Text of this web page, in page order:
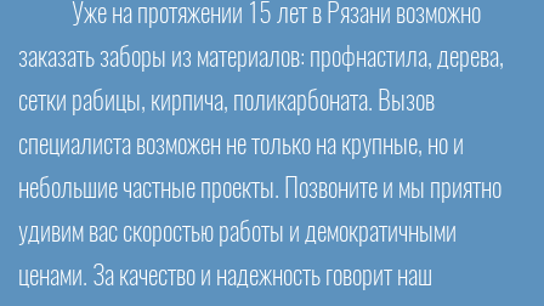
Уже на протяжении 15 лет в Рязани возможно
заказать заборы из материалов: профнастила, дерева,
сетки рабицы, кирпича, поликарбоната. Вызов
специалиста возможен не только на крупные, но и
небольшие частные проекты. Позвоните и мы приятно
удивим вас скоростью работы и демократичными
ценами. За качество и надежность говорит наш